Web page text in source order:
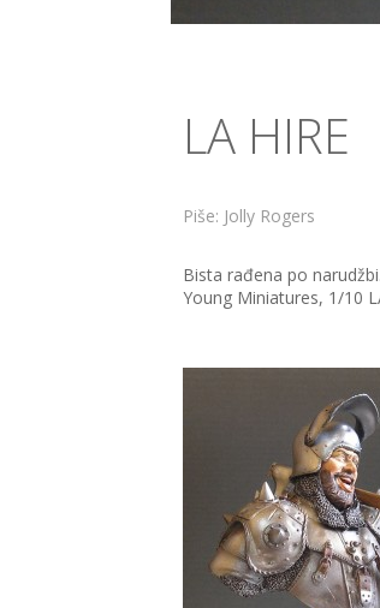
LA HIRE
Piše: Jolly Rogers
Bista rađena po narudžbi.
Young Miniatures, 1/10